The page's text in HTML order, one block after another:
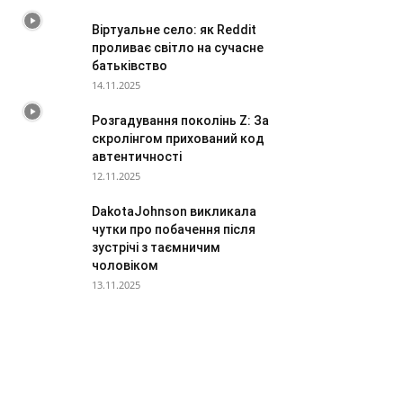
Віртуальне село: як Reddit
проливає світло на сучасне
батьківство
14.11.2025
Розгадування поколінь Z: За
скролінгом прихований код
автентичності
12.11.2025
DakotaJohnson викликала
чутки про побачення після
зустрічі з таємничим
чоловіком
13.11.2025